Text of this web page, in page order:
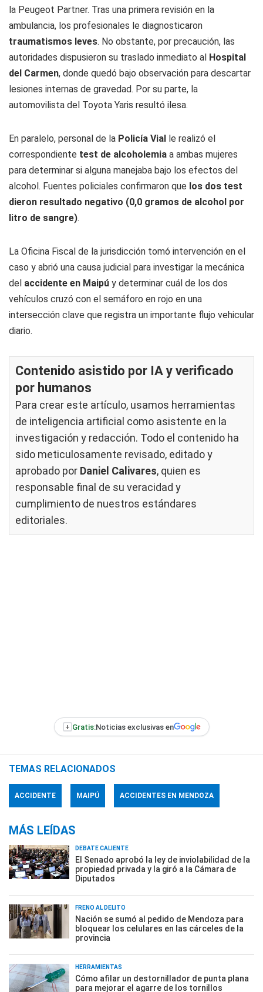
la Peugeot Partner. Tras una primera revisión en la
ambulancia, los profesionales le diagnosticaron
traumatismos leves. No obstante, por precaución, las
autoridades dispusieron su traslado inmediato al Hospital
del Carmen, donde quedó bajo observación para descartar
lesiones internas de gravedad. Por su parte, la
automovilista del Toyota Yaris resultó ilesa.
En paralelo, personal de la Policía Vial le realizó el
correspondiente test de alcoholemia a ambas mujeres
para determinar si alguna manejaba bajo los efectos del
alcohol. Fuentes policiales confirmaron que los dos test
dieron resultado negativo (0,0 gramos de alcohol por
litro de sangre).
La Oficina Fiscal de la jurisdicción tomó intervención en el
caso y abrió una causa judicial para investigar la mecánica
del accidente en Maipú y determinar cuál de los dos
vehículos cruzó con el semáforo en rojo en una
intersección clave que registra un importante flujo vehicular
diario.
Contenido asistido por IA y verificado
por humanos
Para crear este artículo, usamos herramientas
de inteligencia artificial como asistente en la
investigación y redacción. Todo el contenido ha
sido meticulosamente revisado, editado y
aprobado por Daniel Calivares, quien es
responsable final de su veracidad y
cumplimiento de nuestros estándares
editoriales.
+ Gratis:Noticias exclusivas en
TEMAS RELACIONADOS
ACCIDENTE MAIPÚ ACCIDENTES EN MENDOZA
MÁS LEÍDAS
DEBATE CALIENTE
El Senado aprobó la ley de inviolabilidad de la
propiedad privada y la giró a la Cámara de
Diputados
FRENO AL DELITO
Nación se sumó al pedido de Mendoza para
bloquear los celulares en las cárceles de la
provincia
HERRAMIENTAS
Cómo afilar un destornillador de punta plana
para mejorar el agarre de los tornillos